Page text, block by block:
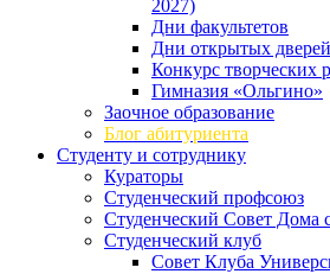
2027)
Дни факультетов
Дни открытых дверей
Конкурс творческих
Гимназия «Ольгино»
Заочное образование
Блог абитуриента
Студенту и сотруднику
Кураторы
Студенческий профсоюз
Студенческий Совет Дома
Студенческий клуб
Совет Клуба